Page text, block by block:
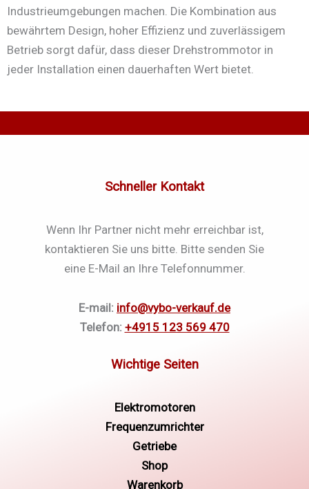
Industrieumgebungen machen. Die Kombination aus
bewährtem Design, hoher Effizienz und zuverlässigem
Betrieb sorgt dafür, dass dieser Drehstrommotor in
jeder Installation einen dauerhaften Wert bietet.
Schneller Kontakt
Wenn Ihr Partner nicht mehr erreichbar ist,
kontaktieren Sie uns bitte. Bitte senden Sie
eine E-Mail an Ihre Telefonnummer.
E-mail: info@vybo-verkauf.de
Telefon: +4915 123 569 470
Elektromotoren
Frequenzumrichter
Getriebe
Shop
Warenkorb